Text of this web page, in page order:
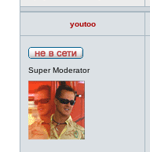
youtoo
Super Moderator